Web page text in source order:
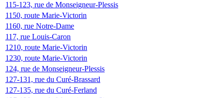
115-123, rue de Monseigneur-Plessis
1150, route Marie-Victorin
1160, rue Notre-Dame
117, rue Louis-Caron
1210, route Marie-Victorin
1230, route Marie-Victorin
124, rue de Monseigneur-Plessis
127-131, rue du Curé-Brassard
127-135, rue du Curé-Ferland